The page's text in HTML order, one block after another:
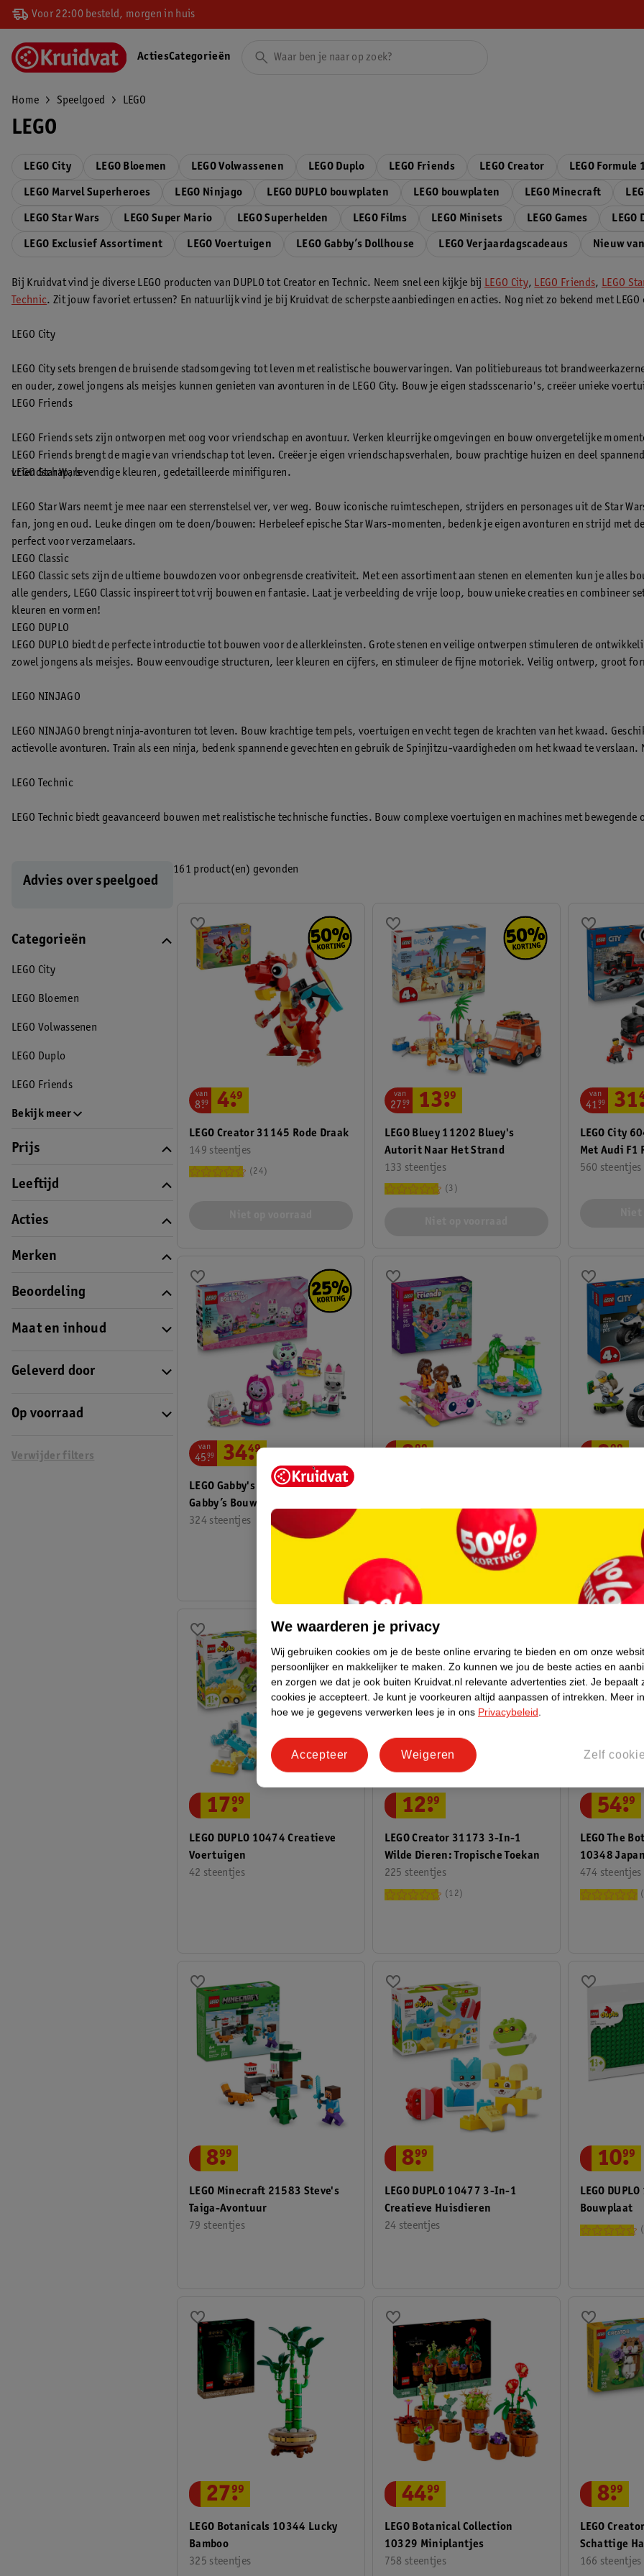
Voor 22:00 besteld, morgen in huis
ActiesCategorieën
Home Speelgoed LEGO
LEGO
LEGO City LEGO Bloemen LEGO Volwassenen LEGO Duplo LEGO Friends LEGO Creator LEGO Formule 1
LEGO Marvel Superheroes LEGO Ninjago LEGO DUPLO bouwplaten LEGO bouwplaten LEGO Minecraft
LEGO Star Wars LEGO Super Mario LEGO Superhelden LEGO Films LEGO Minisets LEGO Games LEGO
LEGO Exclusief Assortiment LEGO Voertuigen LEGO Gabby’s Dollhouse LEGO Verjaardagscadeaus Nieuw
Bij Kruidvat vind je diverse LEGO producten van DUPLO tot Creator en Technic. Neem snel een kijkje bij LEGO City, LEGO Friends, LEGO
Technic. Zit jouw favoriet ertussen? En natuurlijk vind je bij Kruidvat de scherpste aanbiedingen en acties. Nog niet zo bekend met
LEGO City
LEGO City sets brengen de bruisende stadsomgeving tot leven met realistische bouwervaringen. Van politiebureaus tot
en ouder, zowel jongens als meisjes kunnen genieten van avonturen in de LEGO City. Bouw je eigen stadsscenario's, creëer unieke
LEGO Friends
LEGO Friends sets zijn ontworpen met oog voor vriendschap en avontuur. Verken kleurrijke omgevingen en bouw onvergetelijke
LEGO Friends brengt de magie van vriendschap tot leven. Creëer je eigen vriendschapsverhalen, bouw prachtige huizen en deel
vriendschap, levendige kleuren, gedetailleerde minifiguren.
LEGO Star Wars
LEGO Star Wars neemt je mee naar een sterrenstelsel ver, ver weg. Bouw iconische ruimteschepen, strijders en personages uit de Star
fan, jong en oud. Leuke dingen om te doen/bouwen: Herbeleef epische Star Wars-momenten, bedenk je eigen avonturen en strijd met
perfect voor verzamelaars.
LEGO Classic
LEGO Classic sets zijn de ultieme bouwdozen voor onbegrensde creativiteit. Met een assortiment aan stenen en elementen kun je alles
alle genders, LEGO Classic inspireert tot vrij bouwen en fantasie. Laat je verbeelding de vrije loop, bouw unieke creaties en combineer
kleuren en vormen!
LEGO DUPLO
LEGO DUPLO biedt de perfecte introductie tot bouwen voor de allerkleinsten. Grote stenen en veilige ontwerpen stimuleren de
zowel jongens als meisjes. Bouw eenvoudige structuren, leer kleuren en cijfers, en stimuleer de fijne motoriek. Veilig ontwerp, groot
LEGO NINJAGO
LEGO NINJAGO brengt ninja-avonturen tot leven. Bouw krachtige tempels, voertuigen en vecht tegen de krachten van het kwaad.
actievolle avonturen. Train als een ninja, bedenk spannende gevechten en gebruik de Spinjitzu-vaardigheden om het kwaad te
LEGO Technic
LEGO Technic biedt geavanceerd bouwen met realistische technische functies. Bouw complexe voertuigen en machines met
Advies over speelgoed
Categorieën
LEGO City
LEGO Bloemen
LEGO Volwassenen
LEGO Duplo
LEGO Friends
Bekijk meer
Prijs
Leeftijd
Acties
Merken
Beoordeling
Maat en inhoud
Geleverd door
Op voorraad
Verwijder filters
161 product(en) gevonden
LEGO Creator 31145 Rode Draak
149 steentjes
van
8.
99 4.
49
24
LEGO Bluey 11202 Bluey's
Autorit Naar Het Strand
133 steentjes
van
27.
99 13.
99
3
LEGO City
Met Audi F1
560 steentjes
van
41.
99 31
LEGO Gabby's Poppenhuis 11215
Gabby’s Bouwbare
Kattenvriendjes
324 steentjes
van
45.
99 34.
49 8.
99
LEGO City
8.
99
LEGO DUPLO 10474 Creatieve
Voertuigen
42 steentjes
17.
99
LEGO Creator 31173 3-In-1
Wilde Dieren: Tropische Toekan
225 steentjes
12.
99
12
LEGO The
10348
474 steentjes
54.
99
LEGO Minecraft 21583 Steve's
Taiga-Avontuur
79 steentjes
8.
99
LEGO DUPLO 10477 3-In-1
Creatieve Huisdieren
24 steentjes
8.
99
LEGO
Bouwplaat
10.
99
LEGO Botanicals 10344 Lucky
Bamboo
325 steentjes
27.
99
LEGO Botanical Collection
10329 Miniplantjes
758 steentjes
44.
99
LEGO
Schattige
166 steentjes
8.
99
We waarderen je privacy
Wij gebruiken cookies om je de beste online ervaring te bieden en om onze
persoonlijker en makkelijker te maken. Zo kunnen we jou de beste acties en
en zorgen we dat je ook buiten Kruidvat.nl relevante advertenties ziet. Je bepaalt
cookies je accepteert. Je kunt je voorkeuren altijd aanpassen of intrekken. Meer
hoe we je gegevens verwerken lees je in ons Privacybeleid.
Zelf
Weigeren
Accepteer